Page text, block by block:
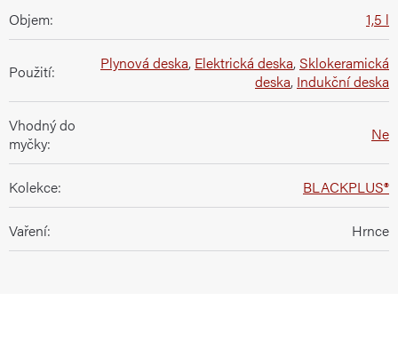
Objem: 1,5 l
Použití: Plynová deska, Elektrická deska, Sklokeramická
deska, Indukční deska
Vhodný do
myčky: Ne
Kolekce: BLACKPLUS®
Vaření: Hrnce